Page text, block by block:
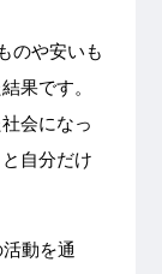
のや安いも
果です。
会になっ
自分だけ
動を通